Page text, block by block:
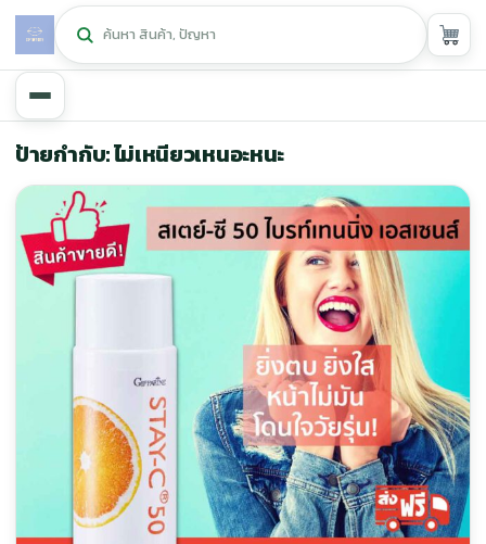
หน้าหลัก
ศูนย์กิฟฟารีน
▾
สุขภาพและการแก้ปัญหา ▾
ลดน้ำหนัก ▾
ความงาม
หน้ารวมสินค้า
หน้าตระกร้าสินค้า
ป้ายกำกับ: ไม่เหนียวเหนอะหนะ